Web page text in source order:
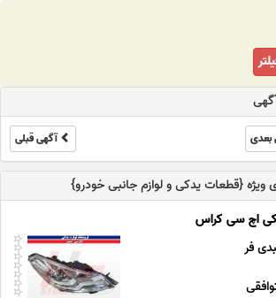
بعدی آگهی قبلی
ویژه {قطعات یدکی و لوازم جانبی خودرو}
اچ سی کراس
فر